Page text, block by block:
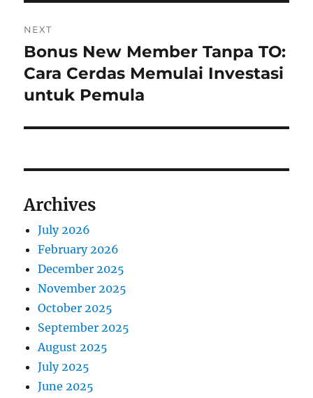
NEXT
Next
post:
Bonus New Member Tanpa TO:
Cara Cerdas Memulai Investasi
untuk Pemula
Archives
July 2026
February 2026
December 2025
November 2025
October 2025
September 2025
August 2025
July 2025
June 2025